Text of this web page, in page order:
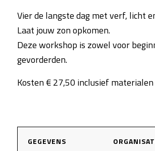
Vier de langste dag met verf, licht
Laat jouw zon opkomen.
Deze workshop is zowel voor
gevorderden.
Kosten € 27,50 inclusief materialen
GEGEVENS